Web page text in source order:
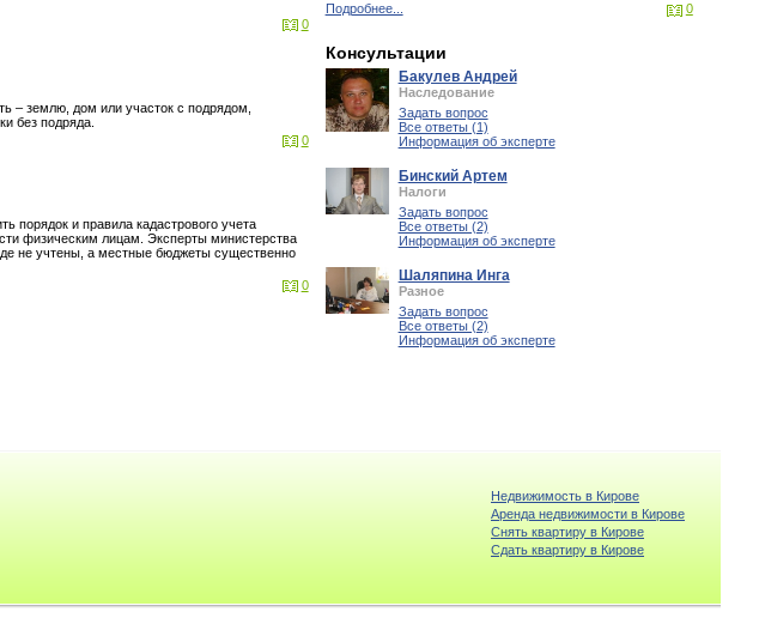
0
– землю, дом или участок с подрядом,
без подряда.
0
порядок и правила кадастрового учета
физическим лицам. Эксперты министерства
не учтены, а местные бюджеты существенно
0
Подробнее...
0
Консультации
Бакулев Андрей
Наследование
Задать вопрос
Все ответы (1)
Информация об эксперте
Бинский Артем
Налоги
Задать вопрос
Все ответы (2)
Информация об эксперте
Шаляпина Инга
Разное
Задать вопрос
Все ответы (2)
Информация об эксперте
Недвижимость в Кирове
Аренда недвижимости в Кирове
Снять квартиру в Кирове
Cдать квартиру в Кирове